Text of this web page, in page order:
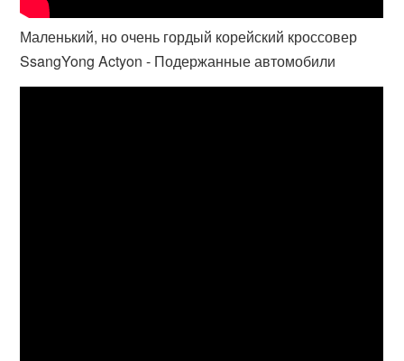
Маленький, но очень гордый корейский кроссовер
SsangYong Actyon - Подержанные автомобили